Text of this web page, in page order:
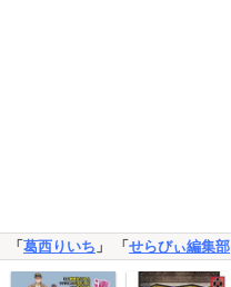
「 葛西りいち 」 「 せらびぃ編集部